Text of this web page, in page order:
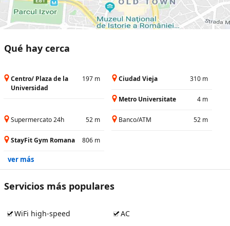
Qué hay cerca
Centro/ Plaza de la
Universidad
197 m Ciudad Vieja 310 m
Metro Universitate 4 m
Supermercato 24h 52 m Banco/ATM 52 m
StayFit Gym Romana 806 m
ver más
Servicios más populares
WiFi high-speed
AC